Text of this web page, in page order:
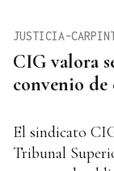
CIG valora
convenio
JUSTICIA-
El sindicato
Tribunal